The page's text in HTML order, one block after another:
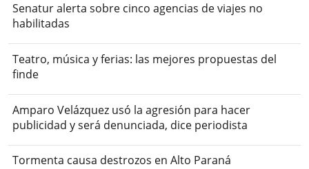
Senatur alerta sobre cinco agencias de viajes no
habilitadas
Teatro, música y ferias: las mejores propuestas del
finde
Amparo Velázquez usó la agresión para hacer
publicidad y será denunciada, dice periodista
Tormenta causa destrozos en Alto Paraná